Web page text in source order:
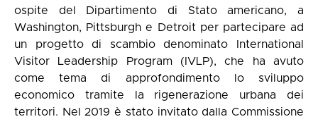
ospite del Dipartimento di Stato americano, a
Washington, Pittsburgh e Detroit per partecipare ad
un progetto di scambio denominato International
Visitor Leadership Program (IVLP), che ha avuto
come tema di approfondimento lo sviluppo
economico tramite la rigenerazione urbana dei
territori. Nel 2019 è stato invitato dalla Commissione